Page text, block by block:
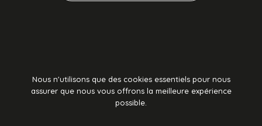
Nous n'utilisons que des cookies essentiels pour nous
assurer que nous vous offrons la meilleure expérience
possible.